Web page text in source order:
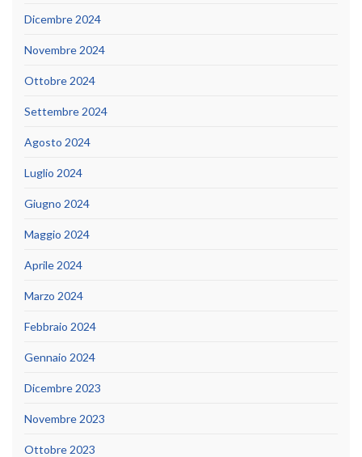
Dicembre 2024
Novembre 2024
Ottobre 2024
Settembre 2024
Agosto 2024
Luglio 2024
Giugno 2024
Maggio 2024
Aprile 2024
Marzo 2024
Febbraio 2024
Gennaio 2024
Dicembre 2023
Novembre 2023
Ottobre 2023